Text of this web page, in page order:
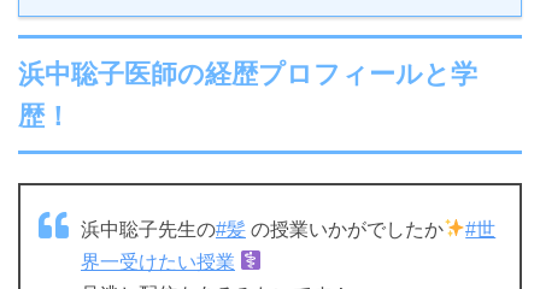
浜中聡子医師の経歴プロフィールと学
歴！
浜中聡子先生の#髪 の授業いかがでしたか
#世
界一受けたい授業